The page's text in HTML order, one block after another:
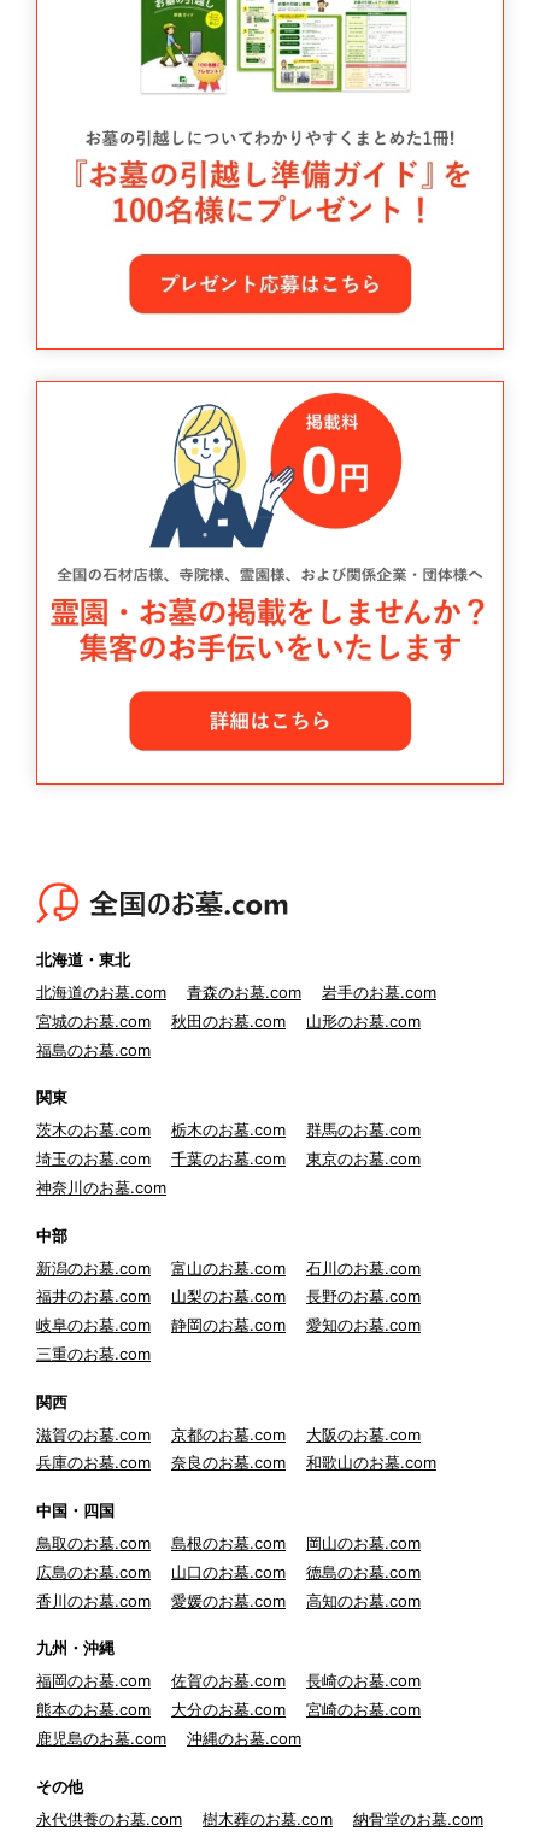
北海道・東北
北海道のお墓.com
青森のお墓.com
岩手のお墓.com
宮城のお墓.com
秋田のお墓.com
山形のお墓.com
福島のお墓.com
関東
茨木のお墓.com
栃木のお墓.com
群馬のお墓.com
埼玉のお墓.com
千葉のお墓.com
東京のお墓.com
神奈川のお墓.com
中部
新潟のお墓.com
富山のお墓.com
石川のお墓.com
福井のお墓.com
山梨のお墓.com
長野のお墓.com
岐阜のお墓.com
静岡のお墓.com
愛知のお墓.com
三重のお墓.com
関西
滋賀のお墓.com
京都のお墓.com
大阪のお墓.com
兵庫のお墓.com
奈良のお墓.com 和歌山のお墓.com
中国・四国
鳥取のお墓.com
島根のお墓.com
岡山のお墓.com
広島のお墓.com
山口のお墓.com
徳島のお墓.com
香川のお墓.com
愛媛のお墓.com 高知のお墓.com
九州・沖縄
福岡のお墓.com
佐賀のお墓.com
長崎のお墓.com
熊本のお墓.com
大分のお墓.com
宮崎のお墓.com
鹿児島のお墓.com
沖縄のお墓.com
その他
永代供養のお墓.com
樹木葬のお墓.com 納骨堂のお墓.com